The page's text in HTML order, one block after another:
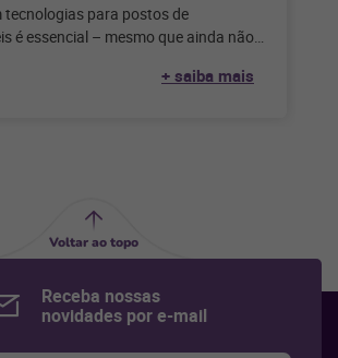
tecnologias para postos de
é essencial – mesmo que ainda não
+ saiba mais
Voltar ao topo
Receba nossas
novidades por e-mail